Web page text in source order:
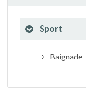
Sport
Baignade